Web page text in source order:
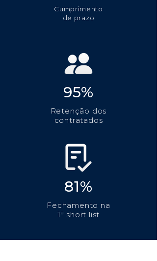
Cumprimento
de prazo
95%
Retenção dos
contratados
81%
Fechamento na
1ª short list